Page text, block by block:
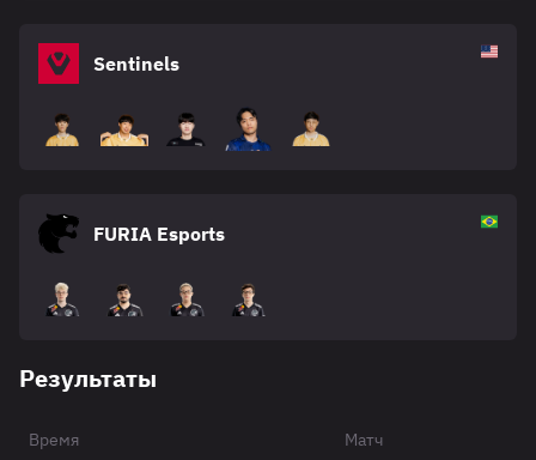
Sentinels
FURIA Esports
Результаты
Время Матч